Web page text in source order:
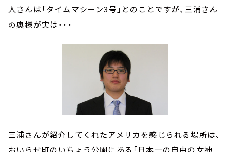
人さんは「タイムマシーン3号」とのことですが、三浦さん
の奥様が実は・・・
三浦さんが紹介してくれたアメリカを感じられる場所は、
おいらせ町のいちょう公園にある「日本一の自由の女神